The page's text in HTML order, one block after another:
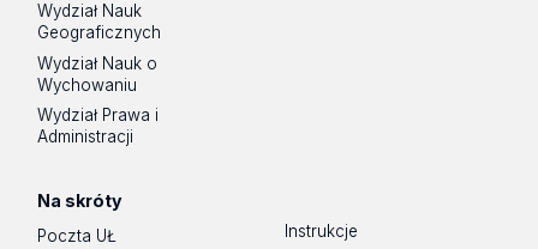
Wydział Nauk
Geograficznych
Wydział Nauk o
Wychowaniu
Wydział Prawa i
Administracji
Na skróty
Poczta UŁ
Instrukcje